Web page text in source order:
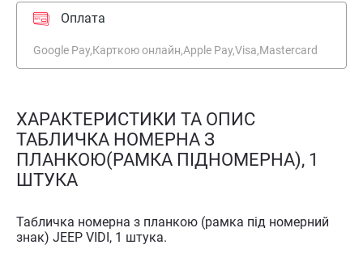
Оплата
Google Pay,Карткою онлайн,Apple Pay,Visa,Mastercard
ХАРАКТЕРИСТИКИ ТА ОПИС
ТАБЛИЧКА НОМЕРНА З
ПЛАНКОЮ(РАМКА ПІДНОМЕРНА), 1
ШТУКА
Табличка номерна з планкою (рамка під номерний
знак) JEEP VIDI, 1 штука.